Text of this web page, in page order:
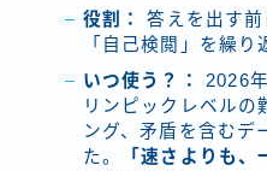
役割：
答えを出す
「自己検閲」を繰り
いつ使う？：
2026
リンピックレベルの
ング、矛盾を含むデ
た。
「速さよりも、